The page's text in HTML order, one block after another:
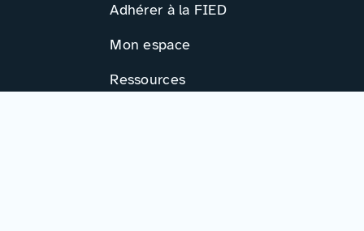
Adhérer à la FIED
Mon espace
Ressources